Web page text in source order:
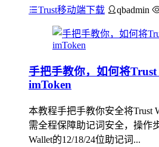
Trust移动端下载 qbadmin
手把手教你，如何将
imToken
本教程手把手教你安全将Trust
需全程保障助记词安全，操作
Wallet的12/18/24位助记词...